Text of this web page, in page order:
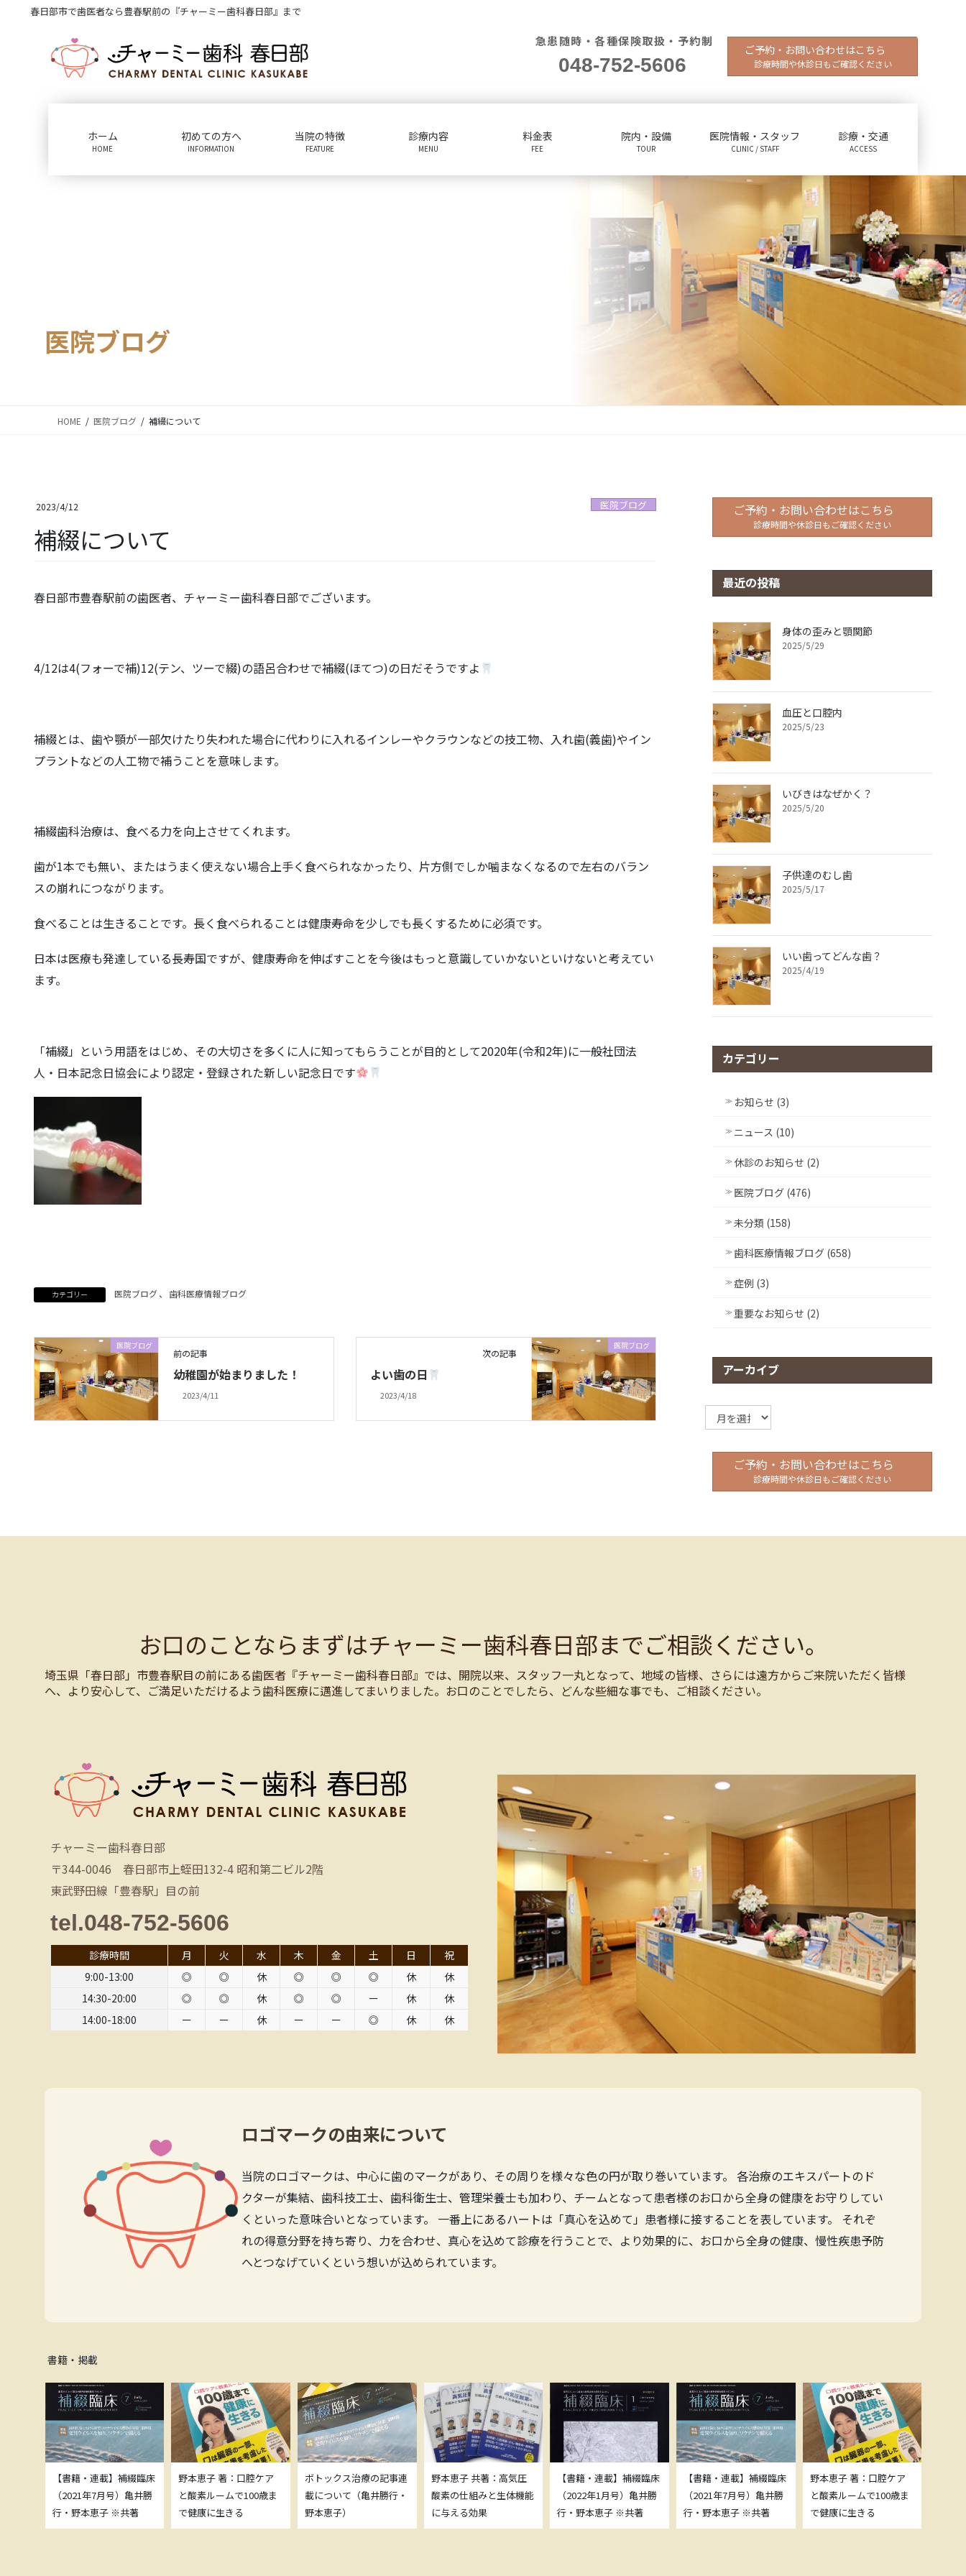
春日部市で歯医者なら豊春駅前の『チャーミー歯科春日部』まで
急患随時・各種保険取扱・予約制
048-752-5606
ご予約・お問い合わせはこちら
診療時間や休診日もご確認ください
ホーム
HOME
初めての方へ
INFORMATION
当院の特徴
FEATURE
診療内容
MENU
料金表
FEE
院内・設備
TOUR
医院情報・スタッフ
CLINIC / STAFF
診療・交通
ACCESS
医院ブログ
HOME 医院ブログ 補綴について
2023/4/12 医院ブログ
補綴について
春日部市豊春駅前の歯医者、チャーミー歯科春日部でございます。
4/12は4(フォーで補)12(テン、ツーで綴)の語呂合わせで補綴(ほてつ)の日だそうですよ
補綴とは、歯や顎が一部欠けたり失われた場合に代わりに入れるインレーやクラウンなどの技工物、入れ歯(義歯)やイン
プラントなどの人工物で補うことを意味します。
補綴歯科治療は、食べる力を向上させてくれます。
歯が1本でも無い、またはうまく使えない場合上手く食べられなかったり、片方側でしか噛まなくなるので左右のバラン
スの崩れにつながります。
食べることは生きることです。長く食べられることは健康寿命を少しでも長くするために必須です。
日本は医療も発達している長寿国ですが、健康寿命を伸ばすことを今後はもっと意識していかないといけないと考えてい
ます。
「補綴」という用語をはじめ、その大切さを多くに人に知ってもらうことが目的として2020年(令和2年)に一般社団法
人・日本記念日協会により認定・登録された新しい記念日です
カテゴリー 医院ブログ、 歯科医療情報ブログ
医院ブログ
前の記事
幼稚園が始まりました！
2023/4/11
医院ブログ
次の記事
よい歯の日
2023/4/18
ご予約・お問い合わせはこちら
診療時間や休診日もご確認ください
最近の投稿
身体の歪みと顎関節
2025/5/29
血圧と口腔内
2025/5/23
いびきはなぜかく？
2025/5/20
子供達のむし歯
2025/5/17
いい歯ってどんな歯？
2025/4/19
カテゴリー
お知らせ (3)
ニュース (10)
休診のお知らせ (2)
医院ブログ (476)
未分類 (158)
歯科医療情報ブログ (658)
症例 (3)
重要なお知らせ (2)
アーカイブ
ア
ー
イ
ご予約・お問い合わせはこちら
診療時間や休診日もご確認ください
お口のことならまずはチャーミー歯科春日部までご相談ください。
埼玉県「春日部」市豊春駅目の前にある歯医者『チャーミー歯科春日部』では、開院以来、スタッフ一丸となって、地域の皆様、さらには遠方からご来院いただく皆様
へ、より安心して、ご満足いただけるよう歯科医療に邁進してまいりました。お口のことでしたら、どんな些細な事でも、ご相談ください。
チャーミー歯科春日部
〒344-0046 春日部市上蛭田132-4 昭和第二ビル2階
東武野田線「豊春駅」目の前
tel.048-752-5606
診療時間 月 火 水 木 金 土 日
祝
9:00-13:00
◎ ◎ 休 ◎ ◎ ◎ 休
休
14:30-20:00
◎ ◎ 休 ◎ ◎ ー 休
休
14:00-18:00
ー ー 休 ー ー ◎ 休 休
ロゴマークの由来について
当院のロゴマークは、中心に歯のマークがあり、その周りを様々な色の円が取り巻いています。 各治療のエキスパートのド
クターが集結、歯科技工士、歯科衛生士、管理栄養士も加わり、チームとなって患者様のお口から全身の健康をお守りしてい
くといった意味合いとなっています。 一番上にあるハートは「真心を込めて」患者様に接することを表しています。 それぞ
れの得意分野を持ち寄り、力を合わせ、真心を込めて診療を行うことで、より効果的に、お口から全身の健康、慢性疾患予防
へとつなげていくという想いが込められています。
書籍・掲載
【書籍・連載】補綴臨床
（2021年7月号）亀井勝
行・野本恵子 ※共著
野本恵子 著：口腔ケア
と酸素ルームで100歳ま
で健康に生きる
ボトックス治療の記事連
載について（亀井勝行・
野本恵子）
野本恵子 共著：高気圧
酸素の仕組みと生体機能
に与える効果
【書籍・連載】補綴臨床
（2022年1月号）亀井勝
行・野本恵子 ※共著
【書籍・連載】補綴臨床
（2021年7月号）亀井勝
行・野本恵子 ※共著
野本恵子 著：口腔ケア
と酸素ルームで100歳ま
で健康に生きる